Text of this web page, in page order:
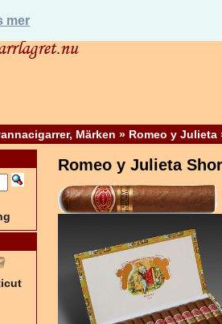
mer
Märken » Romeo y Julieta
Romeo y Julieta